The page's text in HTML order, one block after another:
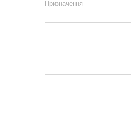
Призначення